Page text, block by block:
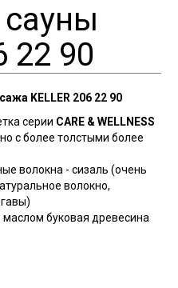
22 90
KELLER 206 22 90
серии CARE & WELLNESS
с более толстыми более
волокна - сизаль (очень
волокно,
буковая древесина